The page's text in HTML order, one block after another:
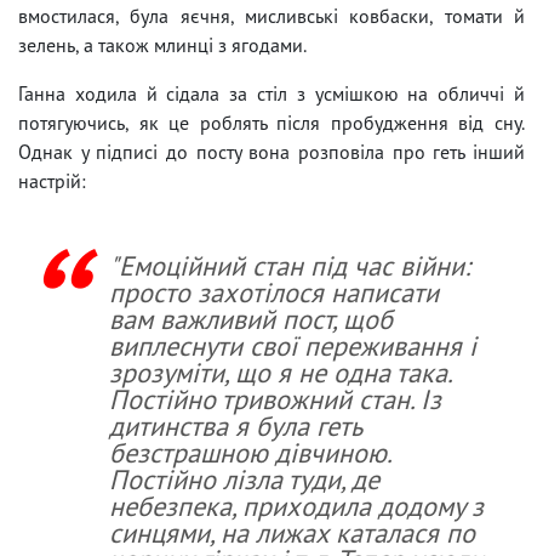
вмостилася, була яєчня, мисливські ковбаски, томати й
зелень, а також млинці з ягодами.
Ганна ходила й сідала за стіл з усмішкою на обличчі й
потягуючись, як це роблять після пробудження від сну.
Однак у підписі до посту вона розповіла про геть інший
настрій:
"Емоційний стан під час війни:
просто захотілося написати
вам важливий пост, щоб
виплеснути свої переживання і
зрозуміти, що я не одна така.
Постійно тривожний стан. Із
дитинства я була геть
безстрашною дівчиною.
Постійно лізла туди, де
небезпека, приходила додому з
синцями, на лижах каталася по